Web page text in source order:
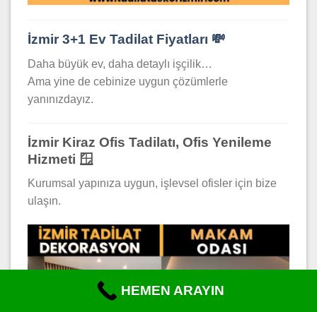
İzmir 3+1 Ev Tadilat Fiyatları 💸
Daha büyük ev, daha detaylı işçilik…
Ama yine de cebinize uygun çözümlerle
yanınızdayız.
İzmir Kiraz Ofis Tadilatı, Ofis Yenileme
Hizmeti 🪟
Kurumsal yapınıza uygun, işlevsel ofisler için bize
ulaşın.
HEMEN ARAYIN